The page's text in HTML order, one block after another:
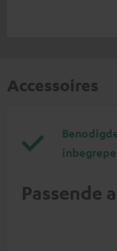
Accessoires
Passende